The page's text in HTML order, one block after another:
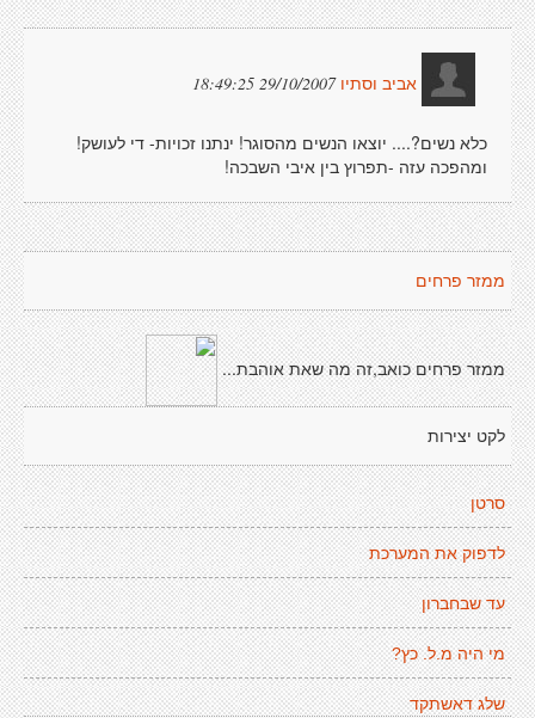
אביב וסתיו 29/10/2007 18:49:25
כלא נשים?.... יוצאו הנשים מהסוגר! ינתנו זכויות- די לעושק!
ומהפכה עזה -תפרוץ בין איבי השבכה!
ממזר פרחים
ממזר פרחים כואב,זה מה שאת אוהבת...
לקט יצירות
סרטן
לדפוק את המערכת
עד שבחברון
מי היה מ.ל. כץ?
שלג דאשתקד